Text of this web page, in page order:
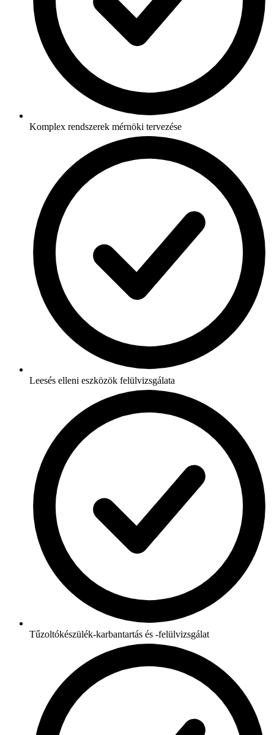
Komplex rendszerek mérnöki tervezése
Leesés elleni eszközök felülvizsgálata
Tűzoltókészülék-karbantartás és -felülvizsgálat